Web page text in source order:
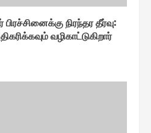
பிரச்சினைக்கு நிரந்தர தீர்வு:
வழிகாட்டுகிறார்